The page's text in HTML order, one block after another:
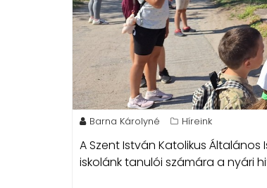
Barna Károlyné Híreink
A Szent István Katolikus
iskolánk tanulói számára a nyári